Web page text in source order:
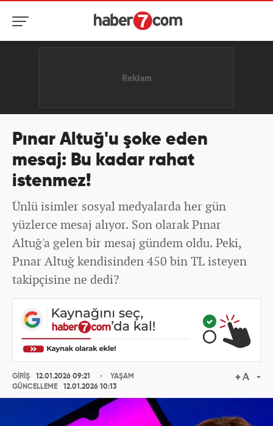
Pınar Altuğ'u şoke eden
mesaj: Bu kadar rahat
istenmez!
Ünlü isimler sosyal medyalarda her gün
yüzlerce mesaj alıyor. Son olarak Pınar
Altuğ'a gelen bir mesaj gündem oldu. Peki,
Pınar Altuğ kendisinden 450 bin TL isteyen
takipçisine ne dedi?
GİRİŞ
12.01.2026 09:21
GÜNCELLEME
12.01.2026 10:13
YAŞAM